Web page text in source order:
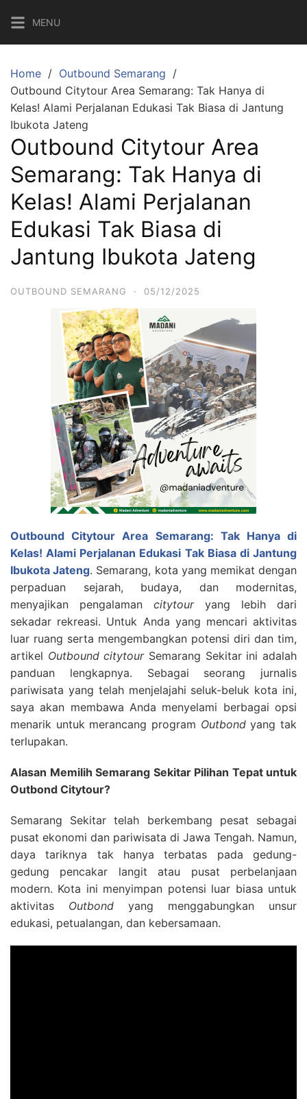
content
MENU
Home
Outbound Semarang
Outbound Citytour Area Semarang: Tak Hanya di
Kelas! Alami Perjalanan Edukasi Tak Biasa di Jantung
Ibukota Jateng
Outbound Citytour Area
Semarang: Tak Hanya di
Kelas! Alami Perjalanan
Edukasi Tak Biasa di
Jantung Ibukota Jateng
OUTBOUND SEMARANG · 05/12/2025
Outbound Citytour Area Semarang: Tak Hanya di
Kelas! Alami Perjalanan Edukasi Tak Biasa di Jantung
Ibukota Jateng. Semarang, kota yang memikat dengan
perpaduan sejarah, budaya, dan modernitas,
menyajikan pengalaman citytouryang lebih dari
sekadar rekreasi. Untuk Anda yang mencari aktivitas
luar ruang serta mengembangkan potensi diri dan tim,
artikel Outbound citytourSemarang Sekitar ini adalah
panduan lengkapnya. Sebagai seorang jurnalis
pariwisata yang telah menjelajahi seluk-beluk kota ini,
saya akan membawa Anda menyelami berbagai opsi
menarik untuk merancang program Outbondyang tak
terlupakan.
Alasan Memilih Semarang Sekitar Pilihan Tepat untuk
Outbond Citytour?
Semarang Sekitar telah berkembang pesat sebagai
pusat ekonomi dan pariwisata di Jawa Tengah. Namun,
daya tariknya tak hanya terbatas pada gedung-
gedung pencakar langit atau pusat perbelanjaan
modern. Kota ini menyimpan potensi luar biasa untuk
aktivitas Outbond yang menggabungkan unsur
edukasi, petualangan, dan kebersamaan.